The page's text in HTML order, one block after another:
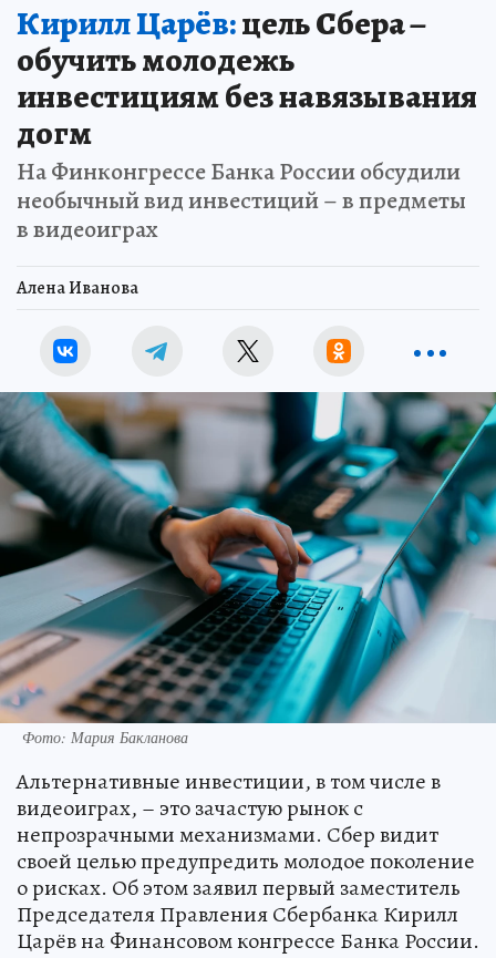
Кирилл Царёв:цель Сбера –
обучить молодежь
инвестициям без навязывания
догм
На Финконгрессе Банка России обсудили
необычный вид инвестиций – в предметы
в видеоиграх
Алена Иванова
Фото: Мария Бакланова
Альтернативные инвестиции, в том числе в
видеоиграх, – это зачастую рынок с
непрозрачными механизмами. Сбер видит
своей целью предупредить молодое поколение
о рисках. Об этом заявил первый заместитель
Председателя Правления Сбербанка Кирилл
Царёв на Финансовом конгрессе Банка России.